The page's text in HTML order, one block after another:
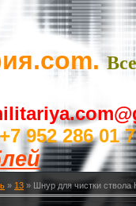
+7 952 286 01
» 13 » Шнур для чистки ствола